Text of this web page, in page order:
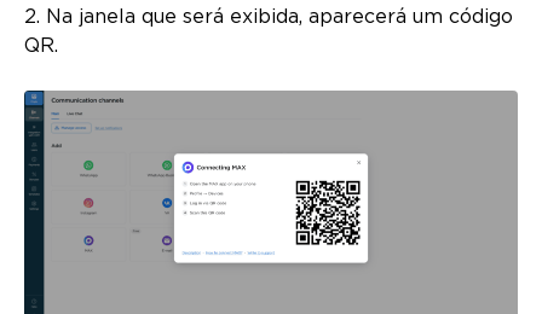
2. Na janela que será exibida, aparecerá um código
QR.